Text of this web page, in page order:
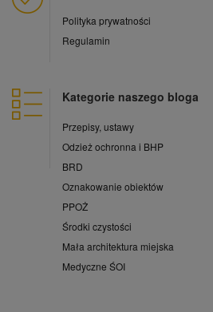
Polityka prywatności
Regulamin
Kategorie naszego bloga
Przepisy, ustawy
Odzież ochronna i BHP
BRD
Oznakowanie obiektów
PPOŻ
Środki czystości
Mała architektura miejska
Medyczne ŚOI